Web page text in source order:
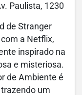
Paulista, 1230
de Stranger
a Netflix,
inspirado na
e misteriosa.
de Ambiente é
um